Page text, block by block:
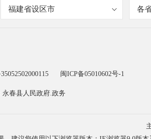
福建省设区市 各
闽ICP备05010602号-1
永春县人民政府.政务